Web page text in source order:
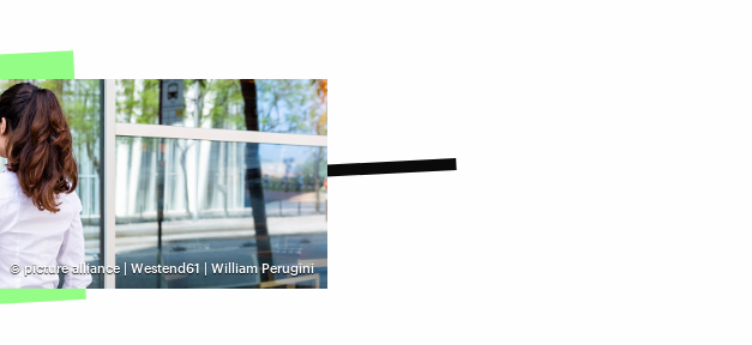
©picture alliance | Westend61 | William Perugini